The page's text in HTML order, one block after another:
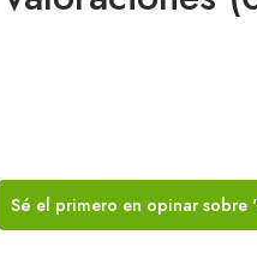
Sé el primero en opinar